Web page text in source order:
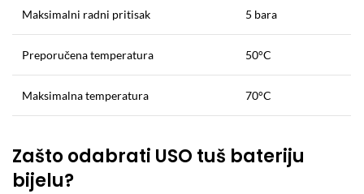
Maksimalni radni pritisak 5 bara
Preporučena temperatura 50°C
Maksimalna temperatura 70°C
Zašto odabrati USO tuš bateriju
bijelu?